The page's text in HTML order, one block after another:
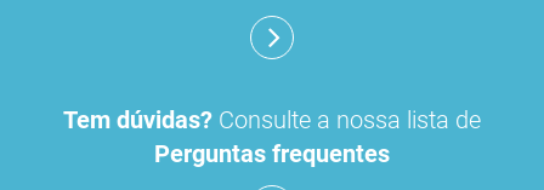
Tem dúvidas? Consulte a nossa lista de
Perguntas frequentes